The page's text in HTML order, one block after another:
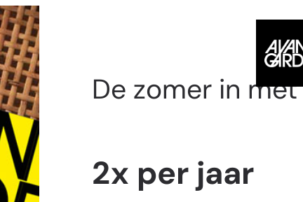
De zomer in
2x per jaar